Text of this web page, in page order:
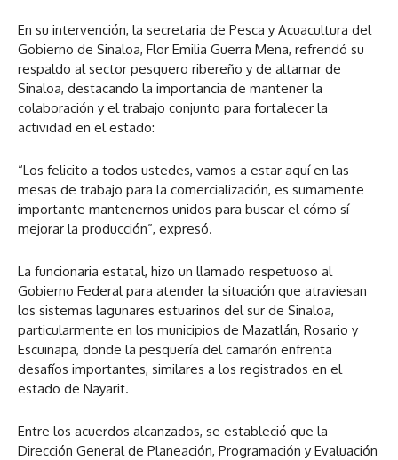
En su intervención, la secretaria de Pesca y Acuacultura del
Gobierno de Sinaloa, Flor Emilia Guerra Mena, refrendó su
respaldo al sector pesquero ribereño y de altamar de
Sinaloa, destacando la importancia de mantener la
colaboración y el trabajo conjunto para fortalecer la
actividad en el estado:
“Los felicito a todos ustedes, vamos a estar aquí en las
mesas de trabajo para la comercialización, es sumamente
importante mantenernos unidos para buscar el cómo sí
mejorar la producción”, expresó.
La funcionaria estatal, hizo un llamado respetuoso al
Gobierno Federal para atender la situación que atraviesan
los sistemas lagunares estuarinos del sur de Sinaloa,
particularmente en los municipios de Mazatlán, Rosario y
Escuinapa, donde la pesquería del camarón enfrenta
desafíos importantes, similares a los registrados en el
estado de Nayarit.
Entre los acuerdos alcanzados, se estableció que la
Dirección General de Planeación, Programación y Evaluación